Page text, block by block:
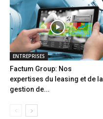
ENTREPRISES
Factum Group: Nos
expertises du leasing et de la
gestion de...